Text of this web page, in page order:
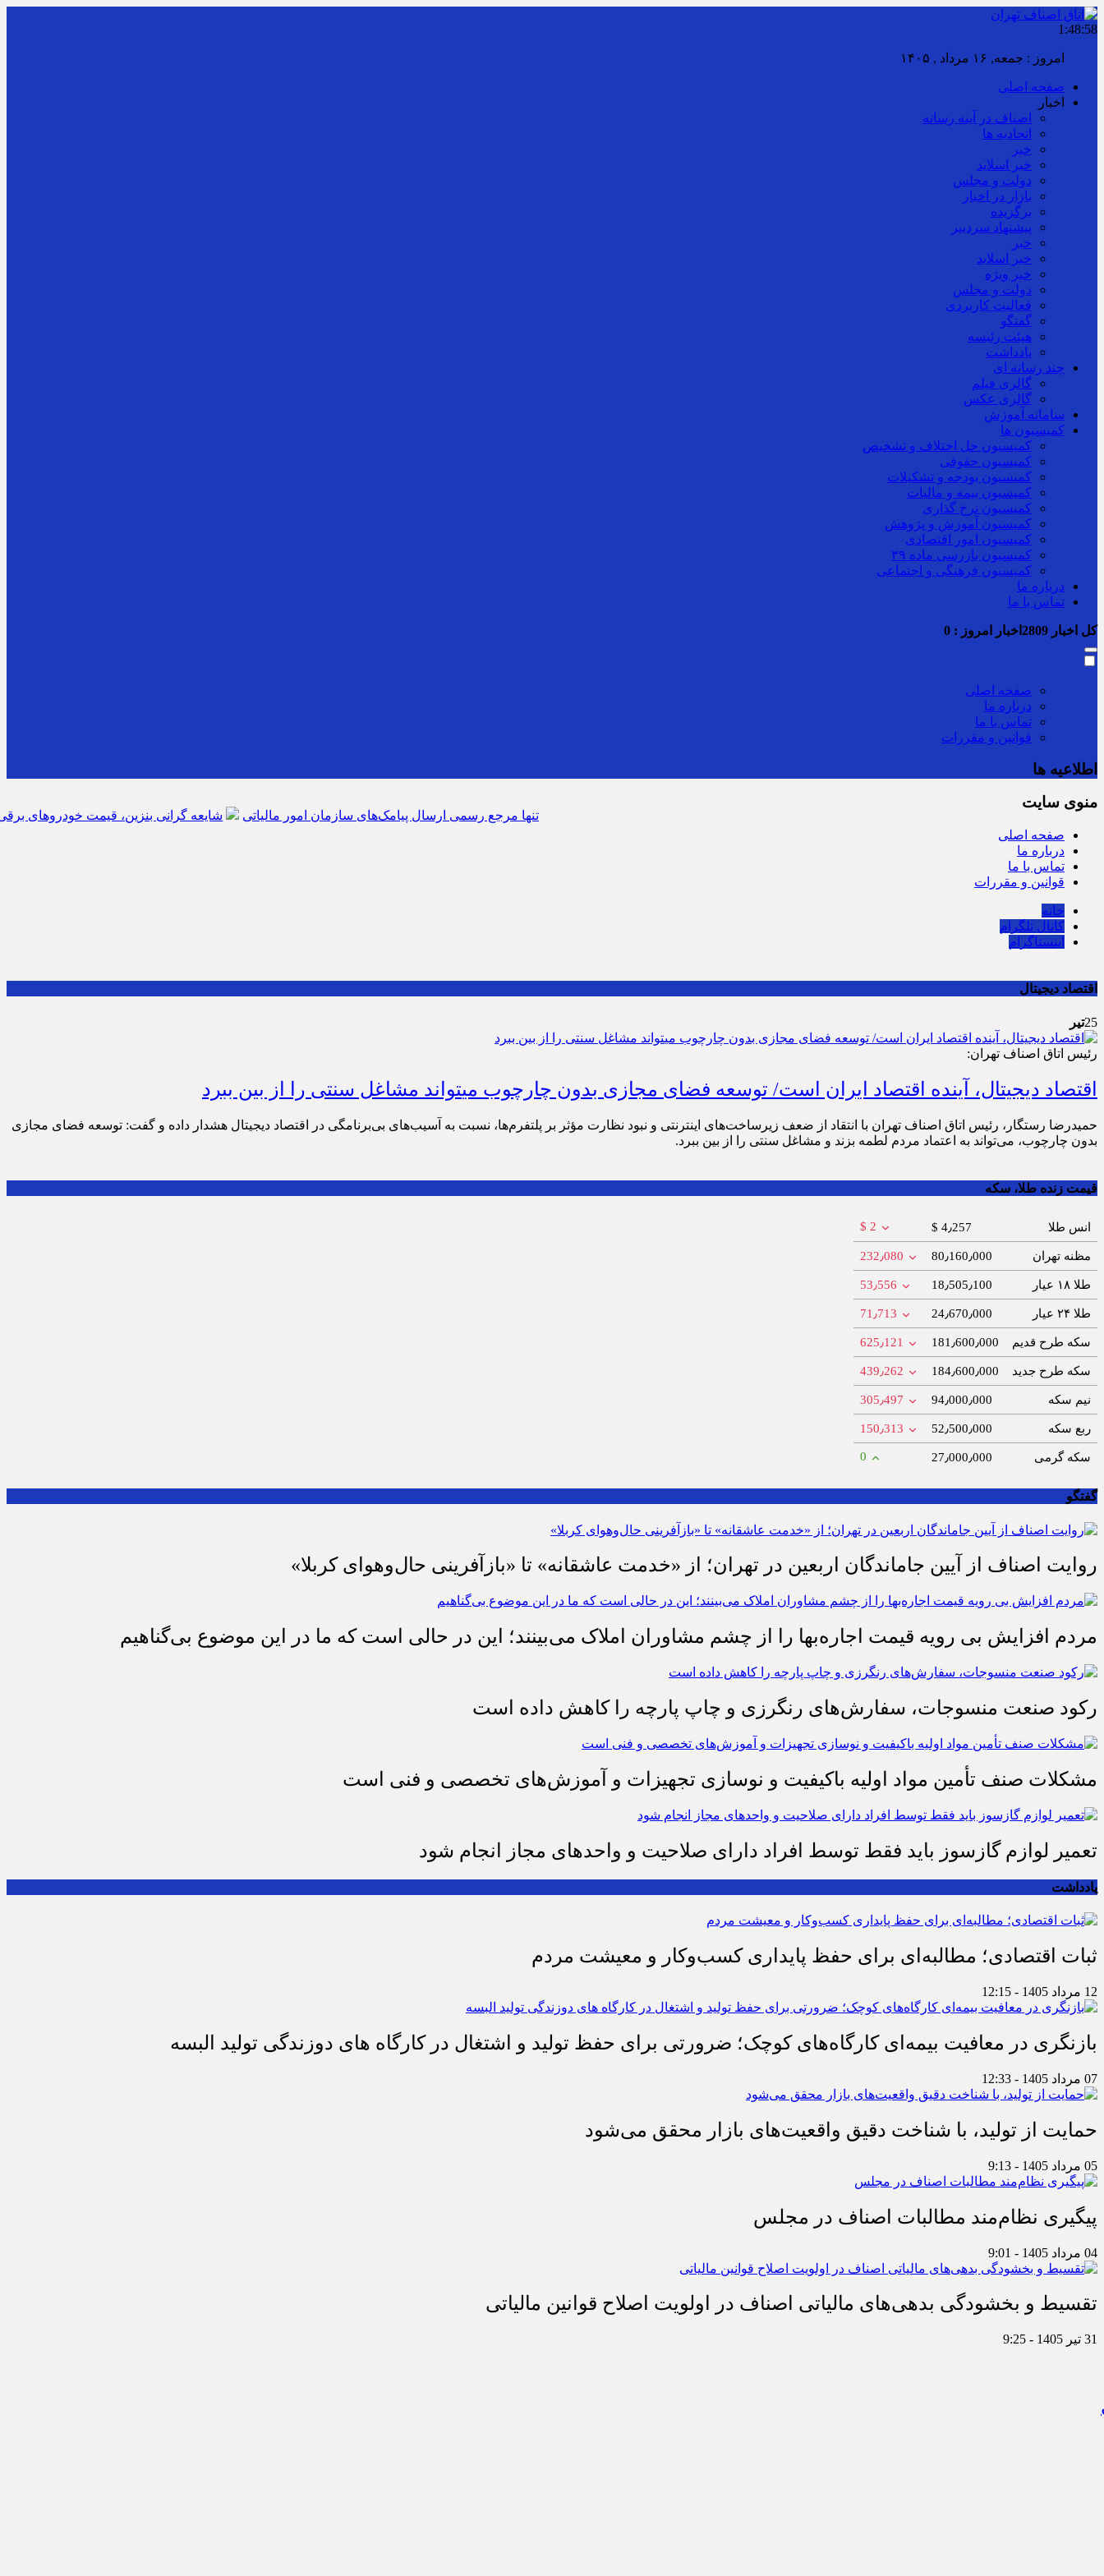
1:48:59
امروز : جمعه, ۱۶ مرداد , ۱۴۰۵
صفحه اصلی
اخبار
اصناف در آینه رسانه
اتحادیه ها
خبر
خبر اسلايد
دولت و مجلس
بازار در اخبار
برگزیده
پیشنهاد سردبیر
خبر
خبر اسلايد
خبر ویژه
دولت و مجلس
فعالیت کاربردی
گفتگو
هیئت رئیسه
یادداشت
چند رسانه ای
گالری فیلم
گالری عکس
سامانه آموزش
کمیسیون ها
کمیسیون حل اختلاف و تشخیص
کمیسیون حقوقی
کمیسیون بودجه و تشکیلات
کمیسیون بیمه و مالیات
کمیسیون نرخ گذاری
کمیسیون آموزش و پژوهش
کمیسیون امور اقتصادی
کمیسیون بازرسی ماده ۳۹
کمیسیون فرهنگی و اجتماعی
درباره ما
تماس با ما
کل اخبار اخبار امروز : 0
صفحه اصلی
درباره ما
تماس با ما
قوانین و مقررات
اطلاعیه ها
سرشماره «MALIAT» تنها مرجع رسمی ارسال پیامک‌های سازمان امور مالیاتی شایعه گرانی بنزین، قیمت خودروهای برقی را بالا برد موکب
منوی سایت
صفحه اصلی
درباره ما
تماس با ما
قوانین و مقررات
خانه
کانال تلگرام
اینستاگرام
اقتصاد دیجیتال
25تیر
رئیس اتاق اصناف تهران:
اقتصاد دیجیتال، آینده اقتصاد ایران است/ توسعه فضای مجازی بدون چارچوب می‎تواند مشاغل سنتی را از بین ببرد
حمیدرضا رستگار، رئیس اتاق اصناف تهران با انتقاد از ضعف زیرساخت‌های اینترنتی و نبود نظارت مؤثر بر پلتفرم‌ها، نسبت به آسیب‌های بی‌برنامگی در اقتصاد دیجیتال هشدار داده و گفت: توسعه فضای مجازی
بدون چارچوب، می‌تواند به اعتماد مردم لطمه بزند و مشاغل سنتی را از بین ببرد.
قیمت زنده طلا، سکه
انس طلا $ 4٫257 $ 2
مظنه تهران 80٫160٫000 232٫080
طلا ۱۸ عیار 18٫505٫100 53٫556
طلا ۲۴ عیار 24٫670٫000 71٫713
سکه طرح قدیم 181٫600٫000 625٫121
سکه طرح جدید 184٫600٫000 439٫262
نیم سکه 94٫000٫000 305٫497
ربع سکه 52٫500٫000 150٫313
سکه گرمی 27٫000٫000 0
گفتگو
روایت اصناف از آیین جاماندگان اربعین در تهران؛ از «خدمت عاشقانه» تا «بازآفرینی حال‌وهوای کربلا»
مردم افزایش بی رویه قیمت اجاره‌بها را از چشم مشاوران املاک می‌بینند؛ این در حالی است که ما در این موضوع بی‌گناهیم
رکود صنعت منسوجات، سفارش‌های رنگرزی و چاپ پارچه را کاهش داده است
مشکلات صنف تأمین مواد اولیه باکیفیت و نوسازی تجهیزات و آموزش‌های تخصصی و فنی است
تعمیر لوازم گازسوز باید فقط توسط افراد دارای صلاحیت و واحدهای مجاز انجام شود
یادداشت
ثبات اقتصادی؛ مطالبه‌ای برای حفظ پایداری کسب‌وکار و معیشت مردم
12 مرداد 1405 - 12:15
بازنگری در معافیت بیمه‌ای کارگاه‌های کوچک؛ ضرورتی برای حفظ تولید و اشتغال در کارگاه های دوزندگی تولید البسه
07 مرداد 1405 - 12:33
حمایت از تولید، با شناخت دقیق واقعیت‌های بازار محقق می‌شود
05 مرداد 1405 - 9:13
پیگیری نظام‌مند مطالبات اصناف در مجلس
04 مرداد 1405 - 9:01
تقسیط و بخشودگی بدهی‌های مالیاتی اصناف در اولویت اصلاح قوانین مالیاتی
31 تیر 1405 - 9:25